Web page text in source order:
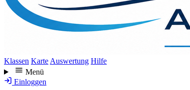
Klassen Karte Auswertung Hilfe
Menü
Einloggen